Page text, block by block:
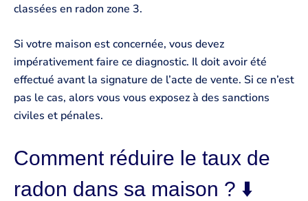
classées en radon zone 3.
Si votre maison est concernée, vous devez
impérativement faire ce diagnostic. Il doit avoir été
effectué avant la signature de l’acte de vente. Si ce n’est
pas le cas, alors vous vous exposez à des sanctions
civiles et pénales.
Comment réduire le taux de
radon dans sa maison ? ⬇️